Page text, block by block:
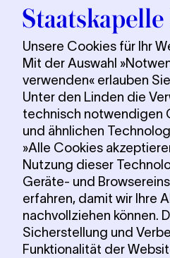
Unsere Cookies für Ihr
Mit der Auswahl
verwenden« erlauben
Unter den Linden die
technisch notwendigen
und ähnlichen
»Alle Cookies
Nutzung dieser
Geräte- und
erfahren, damit wir Ihre
nachvollziehen können.
Sicherstellung und
Funktionalität der